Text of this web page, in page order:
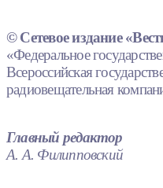
© Сетевое издание
«Федеральное
Всероссийская
радиовещательная
Главный редактор
А. А. Филипповский